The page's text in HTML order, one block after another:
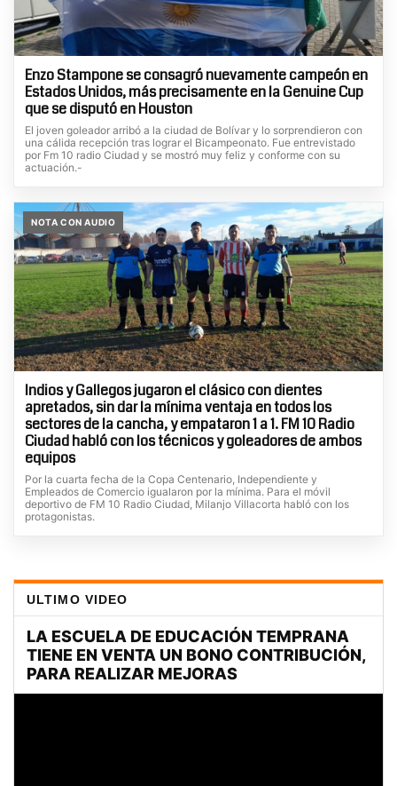
Enzo Stampone se consagró nuevamente campeón en
Estados Unidos, más precisamente en la Genuine Cup
que se disputó en Houston
El joven goleador arribó a la ciudad de Bolívar y lo sorprendieron con
una cálida recepción tras lograr el Bicampeonato. Fue entrevistado
por Fm 10 radio Ciudad y se mostró muy feliz y conforme con su
actuación.-
NOTA CON AUDIO
Indios y Gallegos jugaron el clásico con dientes
apretados, sin dar la mínima ventaja en todos los
sectores de la cancha, y empataron 1 a 1. FM 10 Radio
Ciudad habló con los técnicos y goleadores de ambos
equipos
Por la cuarta fecha de la Copa Centenario, Independiente y
Empleados de Comercio igualaron por la mínima. Para el móvil
deportivo de FM 10 Radio Ciudad, Milanjo Villacorta habló con los
protagonistas.
ULTIMO VIDEO